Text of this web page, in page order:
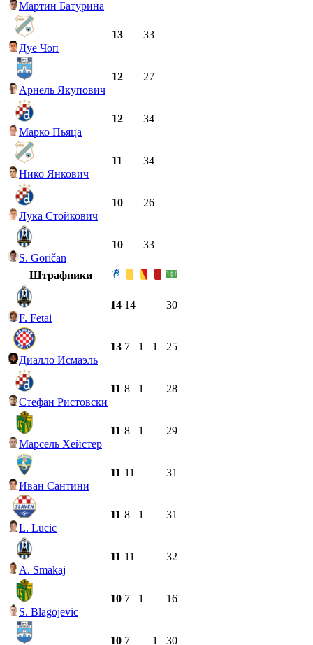
Мартин Батурина
Дуе Чоп
13 33
Арнель Якупович
12 27
Марко Пьяца
12 34
Нико Янкович
11 34
Лука Стойкович
10 26
S. Goričan
10 33
Штрафники
F. Fetai
14 14 30
Диалло Исмаэль
13 7 1 1 25
Стефан Ристовски
11 8 1 28
Марсель Хейстер
11 8 1 29
Иван Сантини
11 11 31
L. Lucic
11 8 1 31
A. Smakaj
11 11 32
S. Blagojevic
10 7 1 16
10 7 1 30